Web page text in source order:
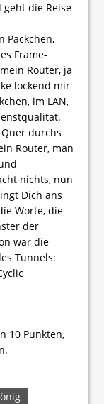
geht die Reise
Päckchen,
Frame-
Router, ja
lockend mir
im LAN,
durchs
Router, man
nichts, nun
Dich ans
Worte, die
der
war die
Tunnels:
10 Punkten,